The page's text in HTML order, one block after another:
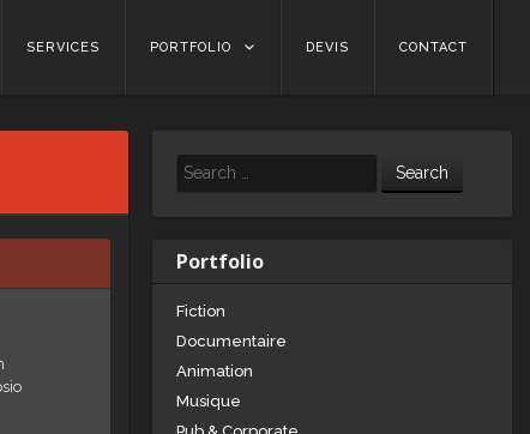
SERVICES PORTFOLIO DEVIS CONTACT
Search
Portfolio
Fiction
Documentaire
Animation
Musique